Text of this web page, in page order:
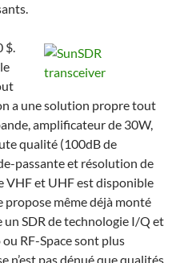
$.
a une solution propre tout
amplificateur de 30W,
qualité (100dB de
passante et résolution de
et UHF est disponible
propose même déjà monté
un SDR de technologie I/Q et
RF-Space sont plus
n’est pas dénué que qualités